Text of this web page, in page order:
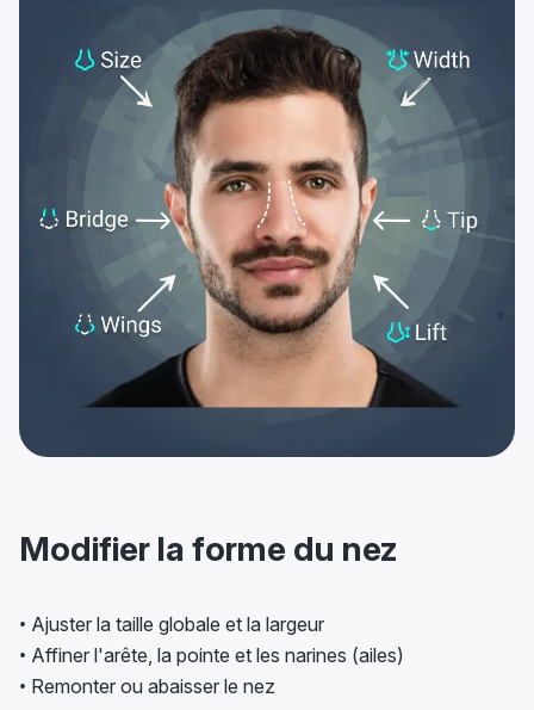
Modifier la forme du nez
• Ajuster la taille globale et la largeur
• Affiner l'arête, la pointe et les narines (ailes)
• Remonter ou abaisser le nez